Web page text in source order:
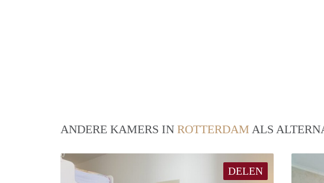
ANDERE KAMERS IN ROTTERDAM ALS
DELEN